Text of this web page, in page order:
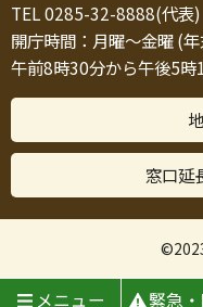
TEL 0285-32-8888(代
開庁時間：月曜～金曜 (
午前8時30分から午後5時
窓口延
メニュー 緊急